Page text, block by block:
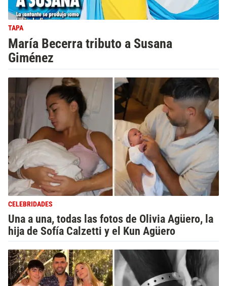
TAPA
María Becerra tributo a Susana
Giménez
CELEBRIDADES
Una a una, todas las fotos de Olivia Agüero, la
hija de Sofía Calzetti y el Kun Agüero